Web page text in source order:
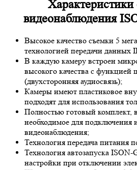
видеонаблюдения
Высокое качество съемки 5
технологией передачи данных
В каждую камеру встроен
высокого качества с функцией
(двухсторонняя аудиосвязь);
Камеры имеют пластиковое
подходят для использования
Полностью готовый комплект,
необходимое для подключения
видеонаблюдения;
Технология передача питания
Технология автозапуска
настройки при отключении